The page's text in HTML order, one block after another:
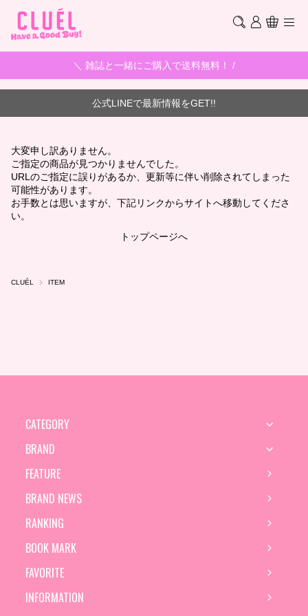
＼ 雑誌と一緒にご購入で送料無料！ /
公式LINEで最新情報をGET!!
大変申し訳ありません。
ご指定の商品が見つかりませんでした。
URLのご指定に誤りがあるか、更新等に伴い削除されてしまった
可能性があります。
お手数とは思いますが、下記リンクからサイトへ移動してくださ
い。
トップページへ
CLUÉL ITEM
CATEGORY
BRAND
FEATURE
BRAND NEWS
RANKING
BOOK MARK
FAVORITE
INFORMATION